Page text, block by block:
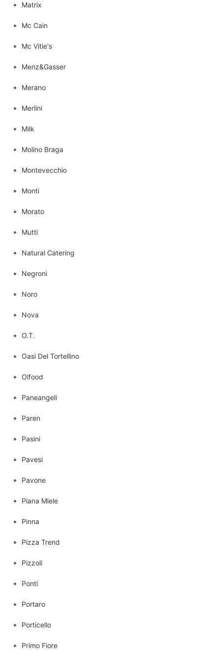
Matrix
Mc Cain
Mc Vitie's
Menz&Gasser
Merano
Merlini
Milk
Molino Braga
Montevecchio
Monti
Morato
Mutti
Natural Catering
Negroni
Noro
Nova
O.T.
Oasi Del Tortellino
Olfood
Paneangeli
Paren
Pasini
Pavesi
Pavone
Piana Miele
Pinna
Pizza Trend
Pizzoli
Ponti
Portaro
Porticello
Primo Fiore